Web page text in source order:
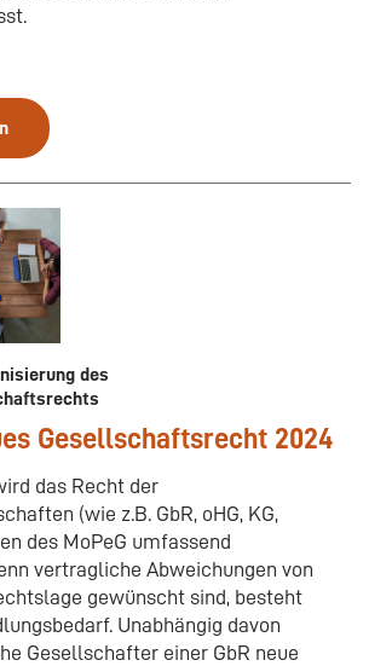
des
Gesellschaftsrecht 2024
das Recht der
(wie z.B. GbR, oHG, KG,
des MoPeG umfassend
vertragliche Abweichungen von
gewünscht sind, besteht
Unabhängig davon
Gesellschafter einer GbR neue